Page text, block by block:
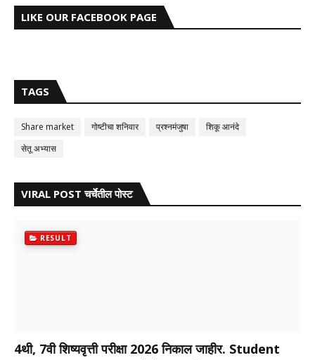
LIKE OUR FACEBOOK PAGE
TAGS
Share market गोष्टीचा शनिवार प्रश्नमंजुषा
शिकू आनंदे
सेतू अभ्यास
VIRAL POST चर्चेतील पोस्ट
RESULT
4थी, 7वी शिष्यवृत्ती परीक्षा 2026 निकाल जाहीर. Student